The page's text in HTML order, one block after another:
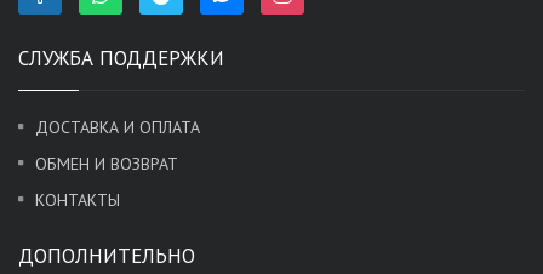
СЛУЖБА ПОДДЕРЖКИ
ДОСТАВКА И ОПЛАТА
ОБМЕН И ВОЗВРАТ
КОНТАКТЫ
ДОПОЛНИТЕЛЬНО